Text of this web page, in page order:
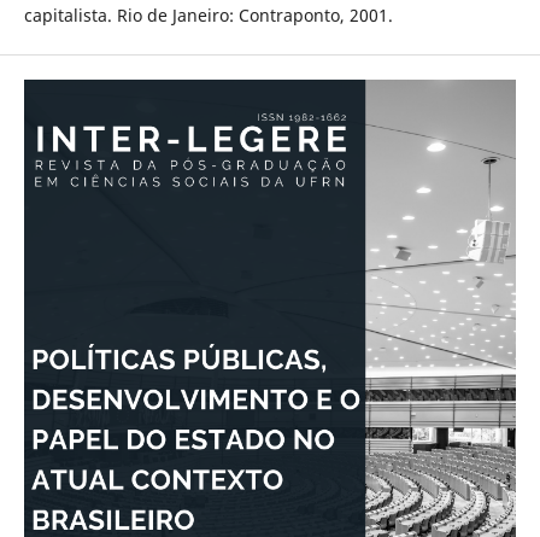
capitalista. Rio de Janeiro: Contraponto, 2001.